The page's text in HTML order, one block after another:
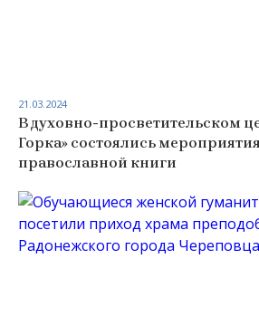
В духовно-просветительском
Горка» состоялись
православной книги
21.03.2024